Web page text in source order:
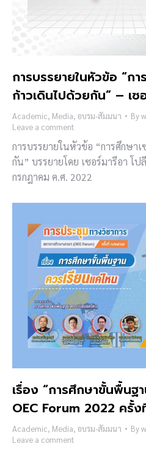
การบรรยายในหัวข้อ “ก
ก้าวเดินไปด้วยกัน” – เ
Academic, Media, อบรม-สัมมนา By
Leave a comment
การบรรยายในหัวข้อ “การศึกษา
กัน” บรรยายโดย เซอร์มารีอา โ
กรกฎาคม ค.ศ. 2022
เรื่อง “การศึกษาขั้นพื้นฐ
OEC Forum 2022 ครั้ง
Academic, Media, อบรม-สัมมนา By
Leave a comment